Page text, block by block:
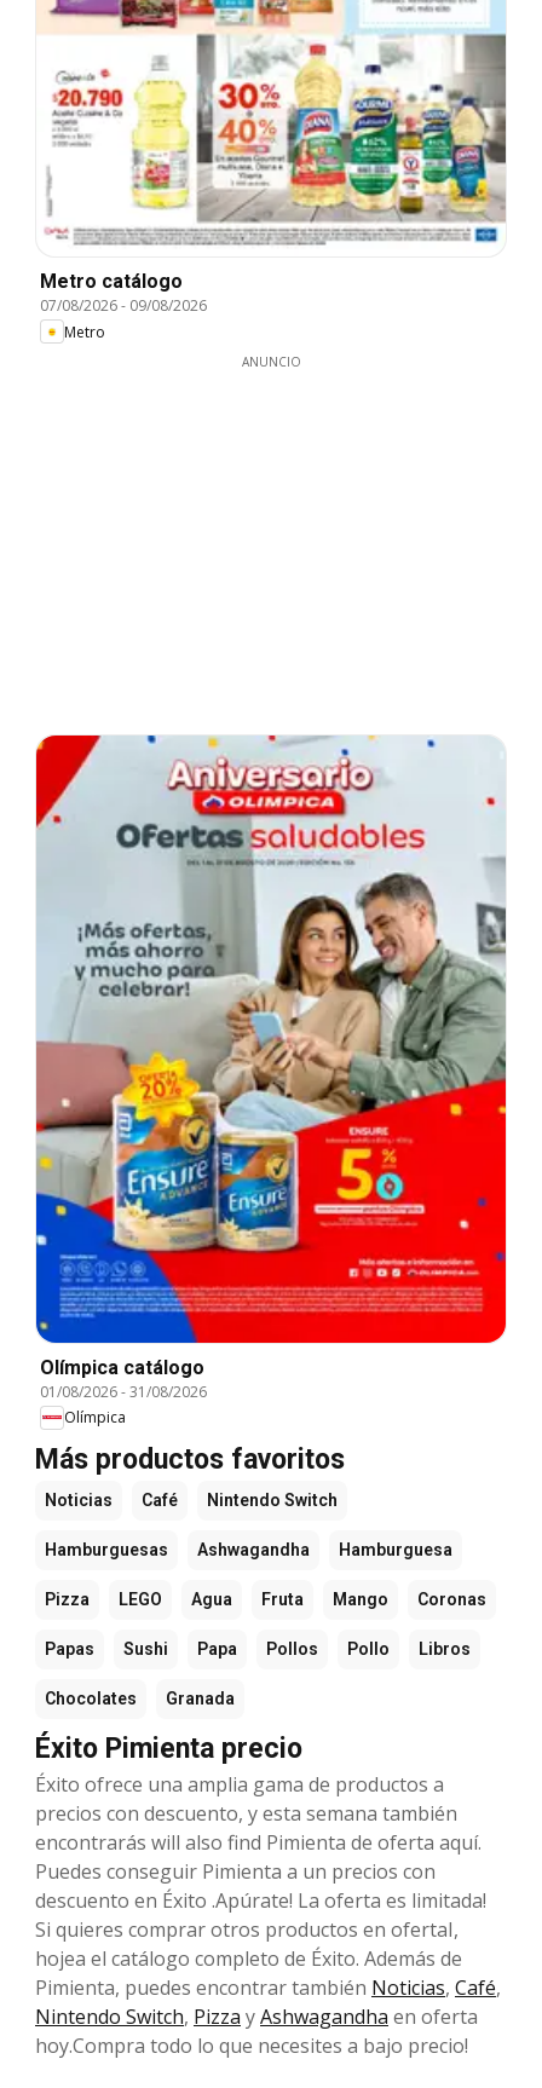
Metro catálogo
07/08/2026- 09/08/2026
Metro
ANUNCIO
Olímpica catálogo
01/08/2026-31/08/2026
Olímpica
Más productos favoritos
Noticias Café Nintendo Switch
Hamburguesas Ashwagandha Hamburguesa
Pizza LEGO Agua Fruta Mango Coronas
Papas Sushi Papa Pollos Pollo Libros
Chocolates Granada
Éxito Pimienta precio
Éxito ofrece una amplia gama de productos a
precios con descuento, y esta semana también
encontrarás will also find Pimienta de oferta aquí.
Puedes conseguir Pimienta a un precios con
descuento en Éxito .Apúrate! La oferta es limitada!
Si quieres comprar otros productos en ofertaI,
hojea el catálogo completo de Éxito. Además de
Pimienta, puedes encontrar también Noticias, Café,
Nintendo Switch, Pizza yAshwagandha en oferta
hoy.Compra todo lo que necesites a bajo precio!